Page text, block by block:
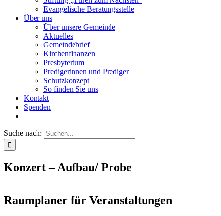
Evangelische Beratungsstelle
Über uns
Über unsere Gemeinde
Aktuelles
Gemeindebrief
Kirchenfinanzen
Presbyterium
Predigerinnen und Prediger
Schutzkonzept
So finden Sie uns
Kontakt
Spenden
Suche nach:
Konzert – Aufbau/ Probe
Raumplaner für Veranstaltungen